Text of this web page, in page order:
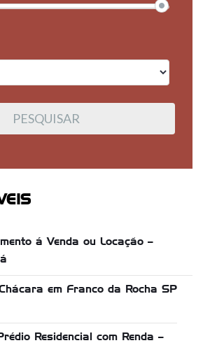
á Venda ou Locação –
Chácara em Franco da Rocha SP
Residencial com Renda –